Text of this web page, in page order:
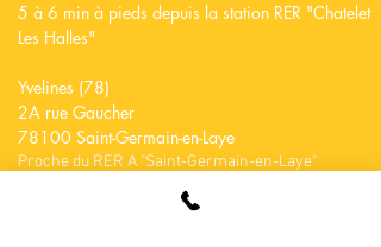
5 à 6 min à pieds depuis la station RER "Chatelet
Les Halles"
Yvelines (78)
2A rue Gaucher
78100 Saint-Germain-en-Laye
Proche du RER A "Saint-Germain-en-Laye"